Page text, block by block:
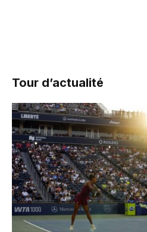
Tour d’actualité